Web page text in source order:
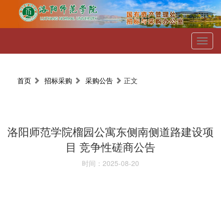
首页 招标采购 采购公告 正文
洛阳师范学院榴园公寓东侧南侧道路建设项
目 竞争性磋商公告
时间：2025-08-20